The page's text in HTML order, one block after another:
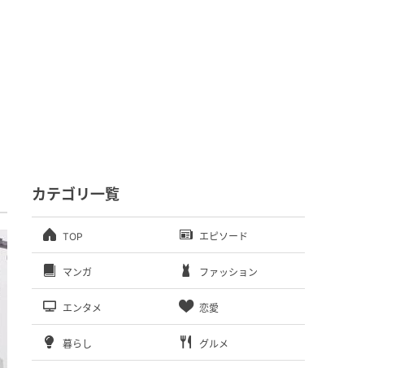
カテゴリ一覧
TOP エピソード
マンガ ファッション
エンタメ 恋愛
暮らし グルメ